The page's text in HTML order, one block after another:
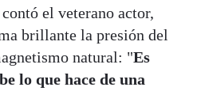
el veterano actor,
brillante la presión del
natural: "Es
lo que hace de una